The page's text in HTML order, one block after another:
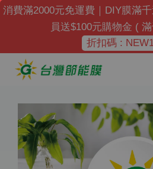
消費滿2000元免運費｜DIY膜滿
員送$100元購物金 (
折扣碼 :
您的購物車目前